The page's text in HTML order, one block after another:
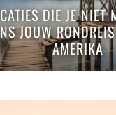
DIE JE NIET
JOUW
AMERIKA